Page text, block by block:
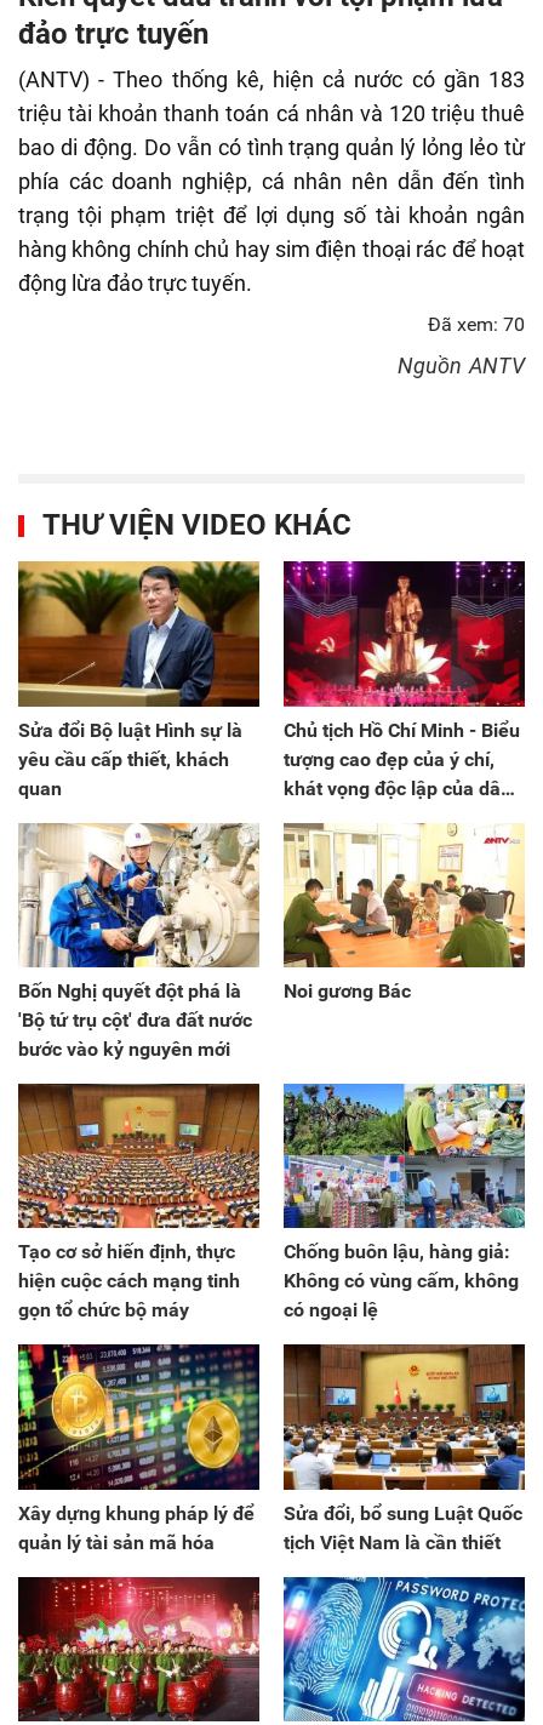
đảo trực tuyến
(ANTV) - Theo thống kê, hiện cả nước có gần 183
triệu tài khoản thanh toán cá nhân và 120 triệu thuê
bao di động. Do vẫn có tình trạng quản lý lỏng lẻo từ
phía các doanh nghiệp, cá nhân nên dẫn đến tình
trạng tội phạm triệt để lợi dụng số tài khoản ngân
hàng không chính chủ hay sim điện thoại rác để hoạt
động lừa đảo trực tuyến.
Đã xem: 70
Nguồn ANTV
THƯ VIỆN VIDEO KHÁC
Sửa đổi Bộ luật Hình sự là
yêu cầu cấp thiết, khách
quan
Chủ tịch Hồ Chí Minh - Biểu
tượng cao đẹp của ý chí,
khát vọng độc lập của dân
nhân dân
Bốn Nghị quyết đột phá là
'Bộ tứ trụ cột' đưa đất nước
bước vào kỷ nguyên mới
Noi gương Bác
Tạo cơ sở hiến định, thực
hiện cuộc cách mạng tinh
gọn tổ chức bộ máy
Chống buôn lậu, hàng giả:
Không có vùng cấm, không
có ngoại lệ
Xây dựng khung pháp lý để
quản lý tài sản mã hóa
Sửa đổi, bổ sung Luật Quốc
tịch Việt Nam là cần thiết